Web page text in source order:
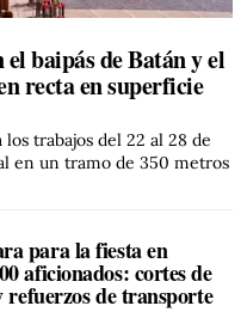
baipás de Batán y el
recta en superficie
trabajos del 22 al 28 de
en un tramo de 350 metros
para la fiesta en
aficionados: cortes de
refuerzos de transporte